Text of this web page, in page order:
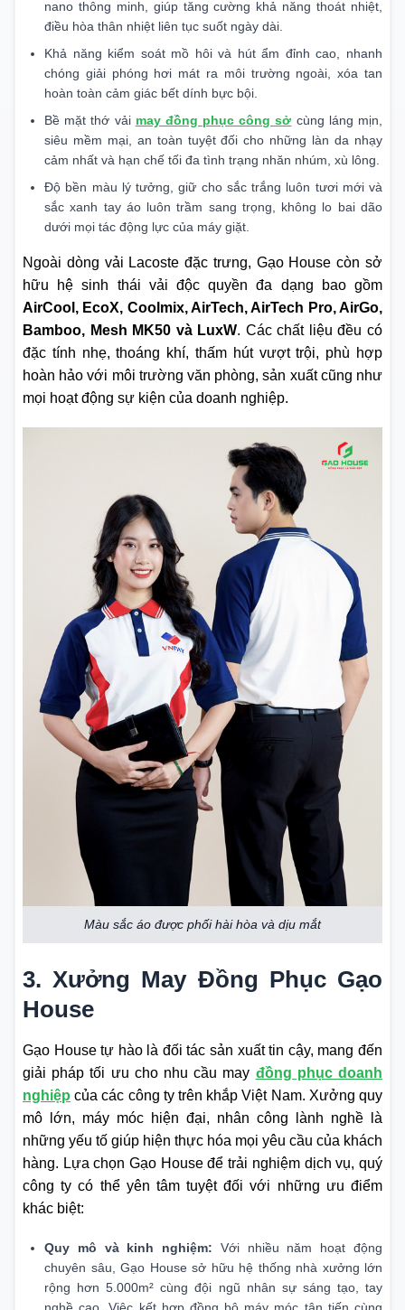
nano thông minh, giúp tăng cường khả năng thoát nhiệt,
điều hòa thân nhiệt liên tục suốt ngày dài.
Khả năng kiểm soát mồ hôi và hút ẩm đỉnh cao, nhanh
chóng giải phóng hơi mát ra môi trường ngoài, xóa tan
hoàn toàn cảm giác bết dính bực bội.
Bề mặt thớ vải may đồng phục công sở cùng láng mịn,
siêu mềm mại, an toàn tuyệt đối cho những làn da nhạy
cảm nhất và hạn chế tối đa tình trạng nhăn nhúm, xù lông.
Độ bền màu lý tưởng, giữ cho sắc trắng luôn tươi mới và
sắc xanh tay áo luôn trầm sang trọng, không lo bai dão
dưới mọi tác động lực của máy giặt.
Ngoài dòng vải Lacoste đặc trưng, Gạo House còn sở
hữu hệ sinh thái vải độc quyền đa dạng bao gồm
AirCool, EcoX, Coolmix, AirTech, AirTech Pro, AirGo,
Bamboo, Mesh MK50 và LuxW. Các chất liệu đều có
đặc tính nhẹ, thoáng khí, thấm hút vượt trội, phù hợp
hoàn hảo với môi trường văn phòng, sản xuất cũng như
mọi hoạt động sự kiện của doanh nghiệp.
Màu sắc áo được phối hài hòa và dịu mắt
3. Xưởng May Đồng Phục Gạo
House
Gạo House tự hào là đối tác sản xuất tin cậy, mang đến
giải pháp tối ưu cho nhu cầu may đồng phục doanh
nghiệp của các công ty trên khắp Việt Nam. Xưởng quy
mô lớn, máy móc hiện đại, nhân công lành nghề là
những yếu tố giúp hiện thực hóa mọi yêu cầu của khách
hàng. Lựa chọn Gạo House để trải nghiệm dịch vụ, quý
công ty có thể yên tâm tuyệt đối với những ưu điểm
khác biệt:
Quy mô và kinh nghiệm: Với nhiều năm hoạt động
chuyên sâu, Gạo House sở hữu hệ thống nhà xưởng lớn
rộng hơn 5.000m² cùng đội ngũ nhân sự sáng tạo, tay
nghề cao. Việc kết hợp đồng bộ máy móc tân tiến cùng